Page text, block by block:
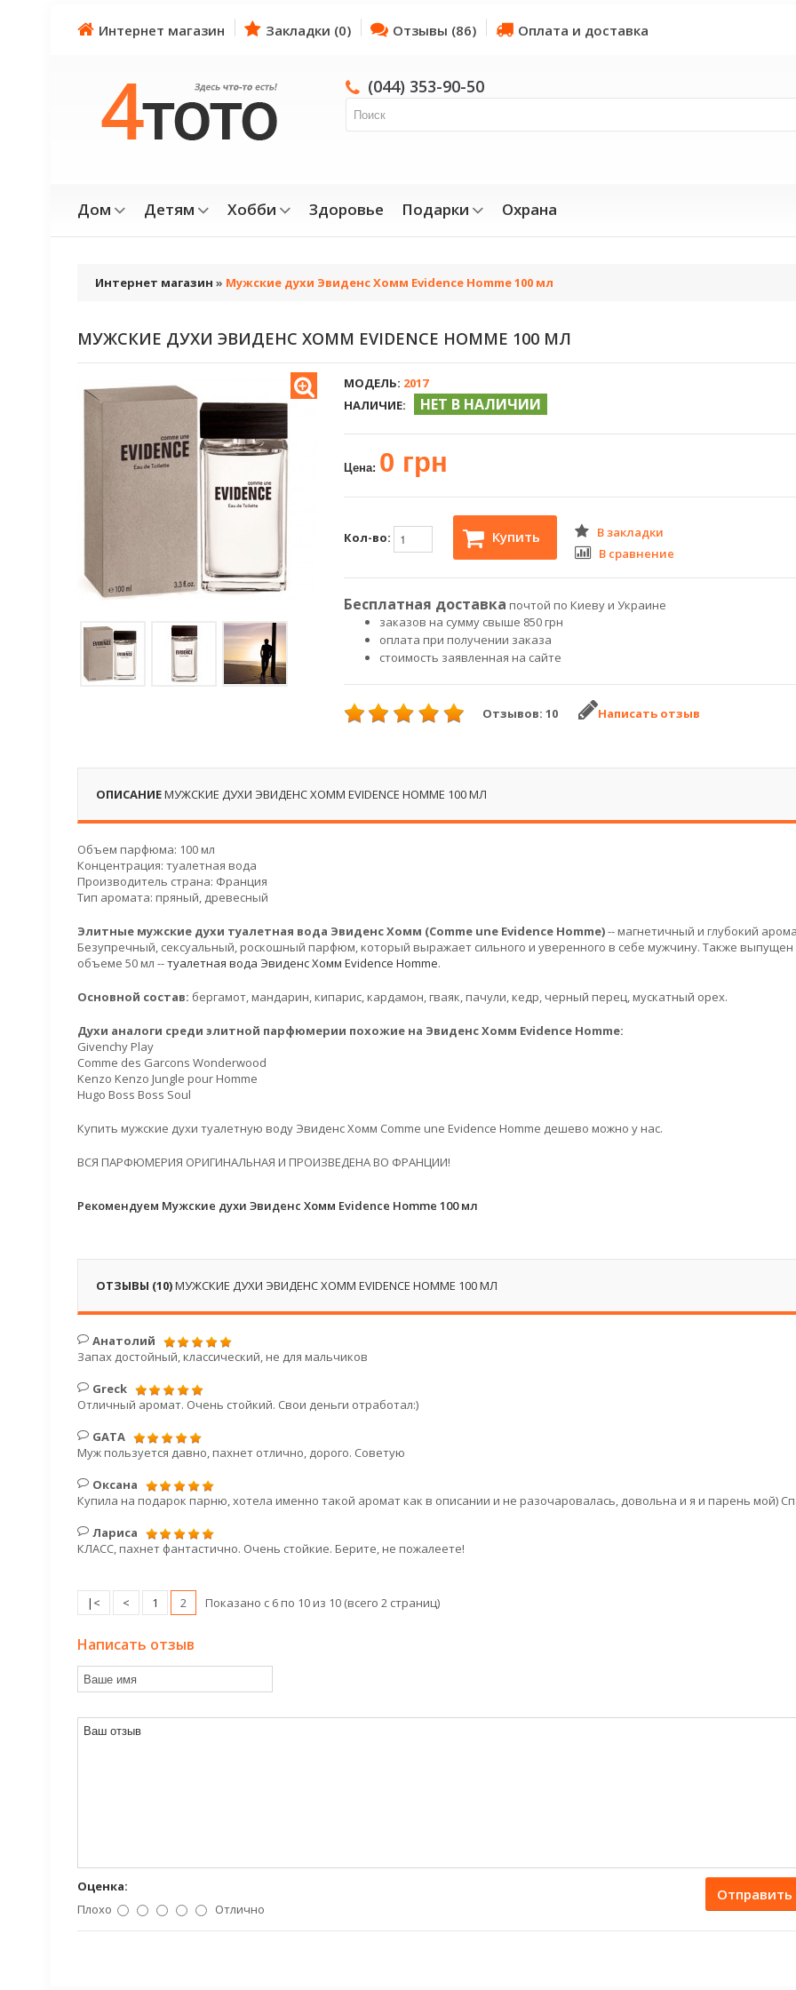
Интернет магазин Закладки (0) Отзывы (86) Оплата и доставка
(044) 353-90-50
Дом Детям Хобби Здоровье Подарки Охрана
Интернет магазин » Мужские духи Эвиденс Хомм Evidence Homme 100 мл
МУЖСКИЕ ДУХИ ЭВИДЕНС ХОММ EVIDENCE HOMME 100 МЛ
МОДЕЛЬ: 2017
НАЛИЧИЕ:
НЕТ В НАЛИЧИИ
Цена: 0 грн
Кол-во: Купить
В закладки
В сравнение
Бесплатная доставка почтой по Киеву и Украине
заказов на сумму свыше 850 грн
оплата при получении заказа
стоимость заявленная на сайте
Отзывов: 10 Написать отзыв
ОПИСАНИЕМУЖСКИЕ ДУХИ ЭВИДЕНС ХОММ EVIDENCE HOMME 100 МЛ
Объем парфюма: 100 мл
Концентрация: туалетная вода
Производитель страна: Франция
Тип аромата: пряный, древесный
Элитные мужские духи туалетная вода Эвиденс Хомм (Comme une Evidence Homme)-- магнетичный и глубокий
Безупречный, сексуальный, роскошный парфюм, который выражает сильного и уверенного в себе мужчину. Также выпущен
объеме 50 мл --туалетная вода Эвиденс Хомм Evidence Homme.
Основной состав: бергамот, мандарин, кипарис, кардамон, гваяк, пачули, кедр, черный перец, мускатный орех.
Духи аналоги среди элитной парфюмерии похожие на Эвиденс Хомм Evidence Homme:
Givenchy Play
Comme des Garcons Wonderwood
Kenzo Kenzo Jungle pour Homme
Hugo Boss Boss Soul
Купить мужские духи туалетную воду Эвиденс Хомм Comme une Evidence Homme дешево можно у нас.
ВСЯ ПАРФЮМЕРИЯ ОРИГИНАЛЬНАЯ И ПРОИЗВЕДЕНА ВО ФРАНЦИИ!
Рекомендуем Мужские духи Эвиденс Хомм Evidence Homme 100 мл
ОТЗЫВЫ (10)МУЖСКИЕ ДУХИ ЭВИДЕНС ХОММ EVIDENCE HOMME 100 МЛ
Анатолий
Запах достойный, классический, не для мальчиков
Greck
Отличный аромат. Очень стойкий. Свои деньги отработал:)
GATA
Муж пользуется давно, пахнет отлично, дорого. Советую
Оксана
Купила на подарок парню, хотела именно такой аромат как в описании и не разочаровалась, довольна и я и парень мой)
Лариса
КЛАСС, пахнет фантастично. Очень стойкие. Берите, не пожалеете!
|< < 1 2 Показано с 6 по 10 из 10 (всего 2 страниц)
Написать отзыв
Оценка:
Плохо
Отлично